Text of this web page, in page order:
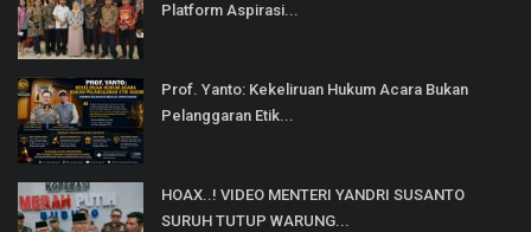
Platform Aspirasi...
Prof. Yanto: Kekeliruan Hukum Acara Bukan
Pelanggaran Etik...
HOAX..! VIDEO MENTERI YANDRI SUSANTO
SURUH TUTUP WARUNG...